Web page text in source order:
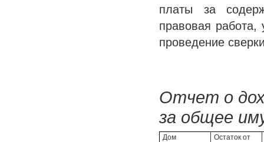
платы за
правовая работа,
проведение
Отчет о
за общее
Дом
Остаток от